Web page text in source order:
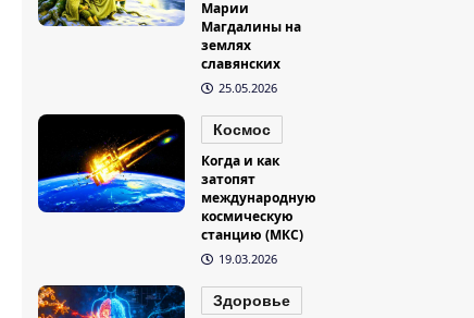
Марии
Магдалины на
землях
славянских
25.05.2026
Космос
Когда и как
затопят
международную
космическую
станцию (МКС)
19.03.2026
Здоровье